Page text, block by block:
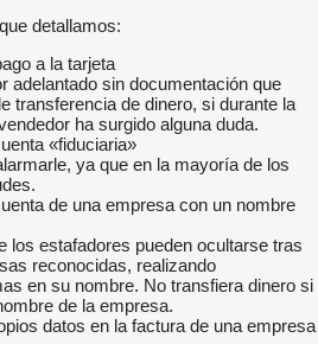
detallamos:
a la tarjeta
adelantado sin documentación que
transferencia de dinero, si durante la
ha surgido alguna duda.
«fiduciaria»
ya que en la mayoría de los
de una empresa con un nombre
los estafadores pueden ocultarse tras
reconocidas, realizando
en su nombre. No transfiera dinero si
de la empresa.
datos en la factura de una empresa